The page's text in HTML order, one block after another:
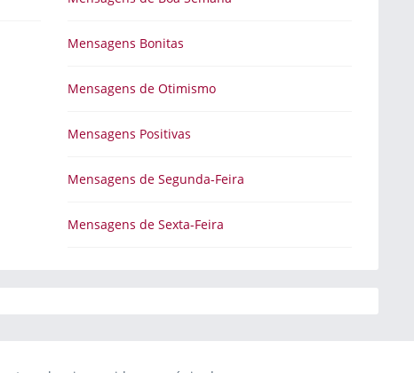
Mensagens Bonitas
Mensagens de Otimismo
Mensagens Positivas
Mensagens de Segunda-Feira
Mensagens de Sexta-Feira